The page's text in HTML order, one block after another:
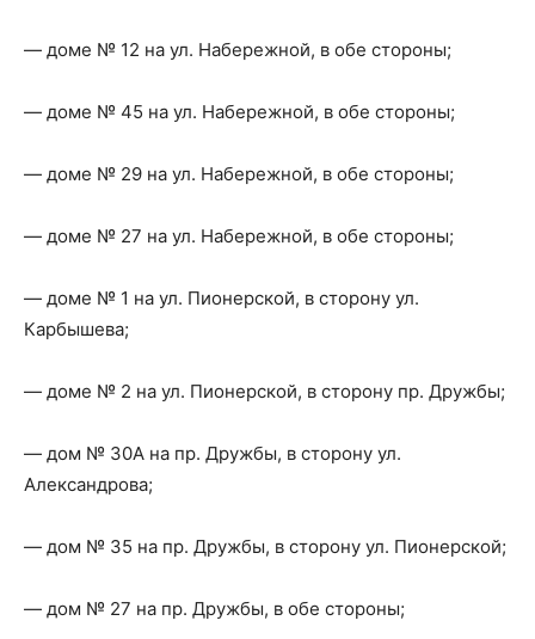
— доме № 12 на ул. Набережной, в обе стороны;
— доме № 45 на ул. Набережной, в обе стороны;
— доме № 29 на ул. Набережной, в обе стороны;
— доме № 27 на ул. Набережной, в обе стороны;
— доме № 1 на ул. Пионерской, в сторону ул.
Карбышева;
— доме № 2 на ул. Пионерской, в сторону пр. Дружбы;
— дом № 30А на пр. Дружбы, в сторону ул.
Александрова;
— дом № 35 на пр. Дружбы, в сторону ул. Пионерской;
— дом № 27 на пр. Дружбы, в обе стороны;